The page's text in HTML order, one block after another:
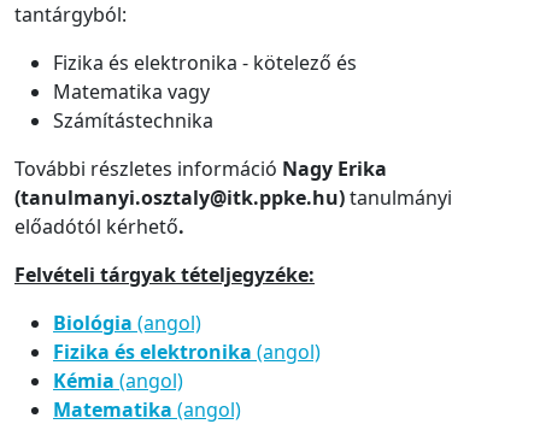
tantárgyból:
Fizika és elektronika - kötelező és
Matematika vagy
Számítástechnika
További részletes információ Nagy Erika
(tanulmanyi.osztaly@itk.ppke.hu)tanulmányi
előadótól kérhető.
Felvételi tárgyak tételjegyzéke:
Biológia (angol)
Fizika és elektronika (angol)
Kémia (angol)
Matematika (angol)